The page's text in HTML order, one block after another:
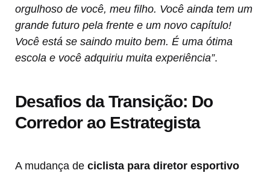
orgulhoso de você, meu filho. Você ainda tem um
grande futuro pela frente e um novo capítulo!
Você está se saindo muito bem. É uma ótima
escola e você adquiriu muita experiência”.
Desafios da Transição: Do
Corredor ao Estrategista
A mudança de ciclista para diretor esportivo